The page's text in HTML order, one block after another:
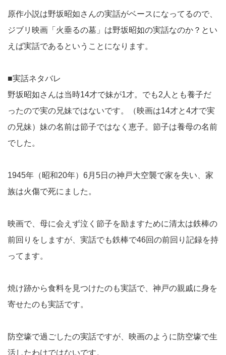
原作小説は野坂昭如さんの実話がベースになってるので、
ジブリ映画「火垂るの墓」は野坂昭如の実話なのか？とい
えば実話であるということになります。
■実話ネタバレ
野坂昭如さんは当時14才で妹が1才。でも2人とも養子だ
ったので実の兄妹ではないです。（映画は14才と4才で実
の兄妹）妹の名前は節子ではなく恵子。節子は養母の名前
でした。
1945年（昭和20年）6月5日の神戸大空襲で家を失い、家
族は火傷で死にました。
映画で、母に会えず泣く節子を励ますために清太は鉄棒の
前回りをしますが、実話でも鉄棒で46回の前回り記録を持
ってます。
焼け跡から食料を見つけたのも実話で、神戸の親戚に身を
寄せたのも実話です。
防空壕で過ごしたの実話ですが、映画のように防空壕で生
活したわけではないです。